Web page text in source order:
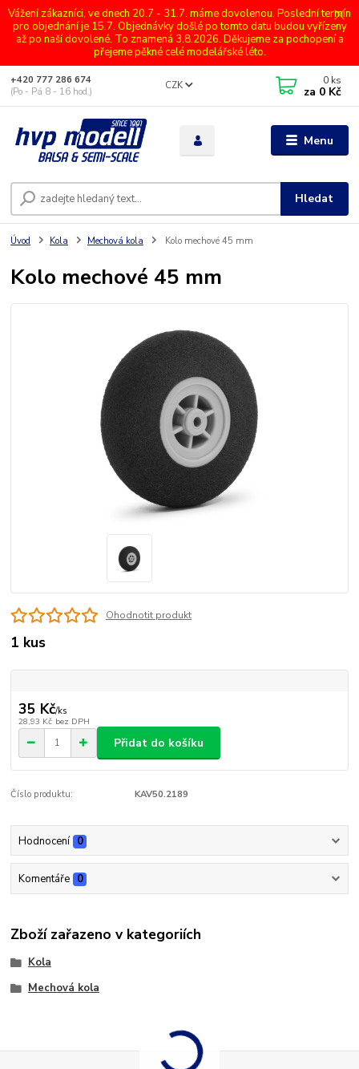
Vážení zákazníci, ve dnech 20.7 - 31.7. máme dovolenou. Poslední termín
pro objednání je 15.7. Objednávky došlé po tomto datu budou vyřízeny
až po naší dovolené. To znamená 3.8.2026. Děkujeme za pochopení a
přejeme pěkné celé modelářské léto.
Menu
CZK
Hledat
+420 777 286 674
(Po - Pá 8 - 16 hod.)
0 ks
za 0 Kč
Úvod Kola Mechová kola Kolo mechové 45 mm
Kolo mechové 45 mm
Ohodnotit produkt
1 kus
35 Kč/ks
28,93 Kč bez DPH
Přidat do košíku
Číslo produktu: KAV50.2189
Hodnocení 0
Komentáře 0
Zboží zařazeno v kategoriích
Kola
Mechová kola